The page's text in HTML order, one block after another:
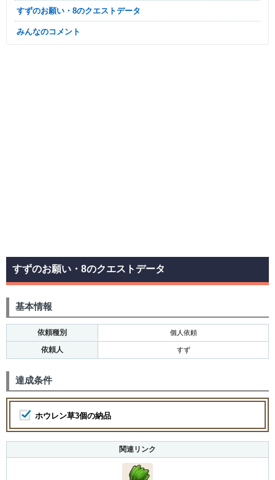
すずのお願い・8のクエストデータ
みんなのコメント
すずのお願い・8のクエストデータ
基本情報
依頼種別 個人依頼
依頼人 すず
達成条件
ホウレン草3個の納品
関連リンク